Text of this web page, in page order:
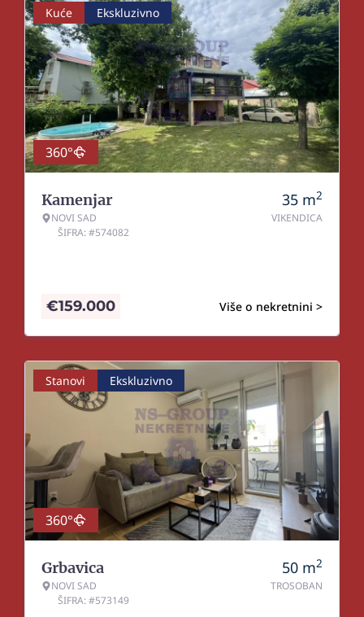
Kuće Ekskluzivno
360°
Kamenjar
NOVI SAD
ŠIFRA: #574082
35 m2
VIKENDICA
Više o nekretnini >
€159.000
Stanovi Ekskluzivno
360°
Grbavica
NOVI SAD
ŠIFRA: #573149
50 m2
TROSOBAN